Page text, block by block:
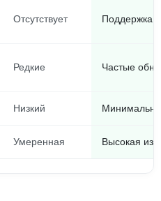
Отсутствует Поддержка
Редкие Частые
Низкий
Умеренная Высокая из-